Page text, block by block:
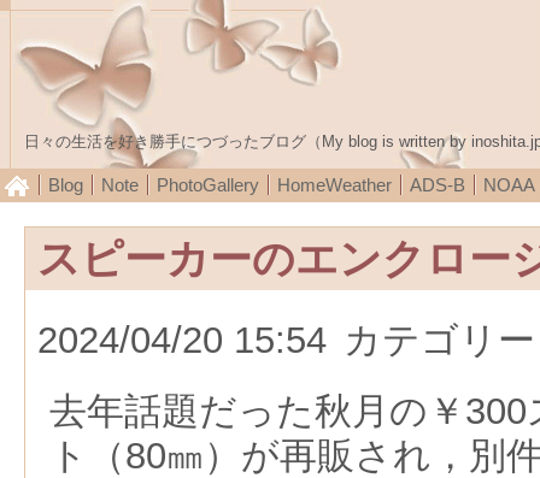
日々の生活を好き勝手につづったブログ（My blog is written by
Blog Note PhotoGallery HomeWeather ADS-B NOAA
スピーカーのエンクロー
2024/04/20 15:54 カテゴリ
去年話題だった秋月の￥
ト（80㎜）が再販され，別